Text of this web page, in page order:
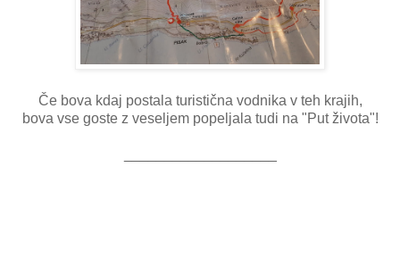
Če bova kdaj postala turistična vodnika v teh krajih,
bova vse goste z veseljem popeljala tudi na "Put života"!